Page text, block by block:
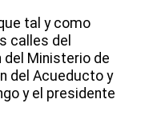
tal y como
calles del
del Ministerio de
del Acueducto y
y el presidente